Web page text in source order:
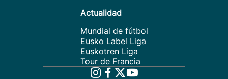
Actualidad
Mundial de fútbol
Eusko Label Liga
Euskotren Liga
Tour de Francia